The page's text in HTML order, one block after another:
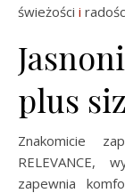
świeżości i
plus
Znakomicie
RELEVANCE,
zapewnia